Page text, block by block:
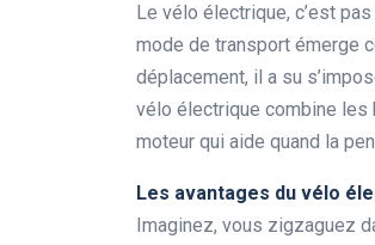
Le vélo électrique, c’est
mode de transport émerge
déplacement, il a su
vélo électrique combine les
moteur qui aide quand la
Les avantages du vélo
Imaginez, vous zigzaguez